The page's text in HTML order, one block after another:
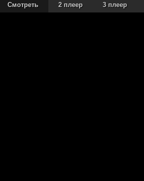
Смотреть
2 плеер 3 плеер